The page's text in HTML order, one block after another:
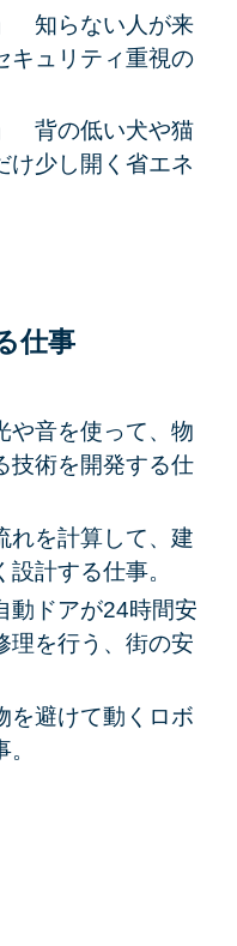
知らない人が来
キュリティ重視の
背の低い犬や猫
け少し開く省エネ
仕事
や音を使って、物
技術を開発する仕
れを計算して、建
計する仕事。
動ドアが24時間安
理を行う、街の安
を避けて動くロボ